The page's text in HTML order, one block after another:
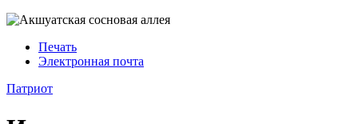
Печать
Электронная почта
Патриот